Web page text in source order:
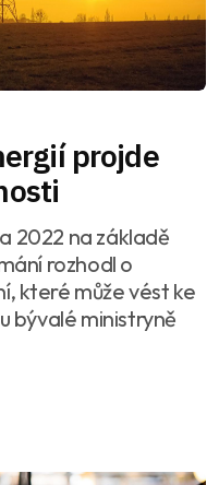
projde
2022 na základě
rozhodl o
které může vést ke
bývalé ministryně